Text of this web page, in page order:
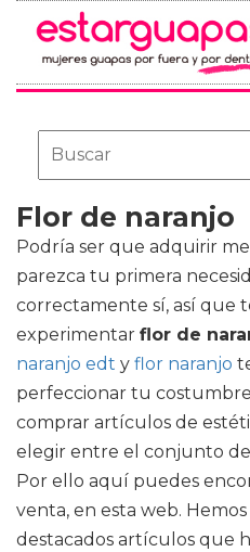
Flor de naranjo
Podría ser que adquirir
parezca tu primera
correctamente sí, así que
experimentar flor de
naranjo edt y flor naranjo
perfeccionar tu
comprar artículos de
elegir entre el conjunto
Por ello aquí puedes
venta, en esta web.
destacados artículos que